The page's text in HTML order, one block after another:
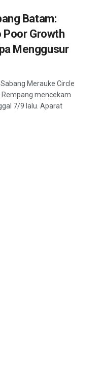
Batam:
Poor Growth
Menggusur
Merauke Circle
mencekam
7/9 lalu. Aparat